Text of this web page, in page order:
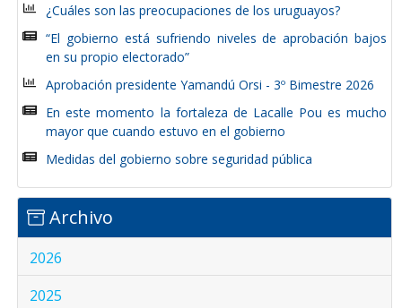
¿Cuáles son las preocupaciones de los uruguayos?
“El gobierno está sufriendo niveles de aprobación bajos
en su propio electorado”
Aprobación presidente Yamandú Orsi - 3º Bimestre 2026
En este momento la fortaleza de Lacalle Pou es mucho
mayor que cuando estuvo en el gobierno
Medidas del gobierno sobre seguridad pública
Archivo
2026
2025